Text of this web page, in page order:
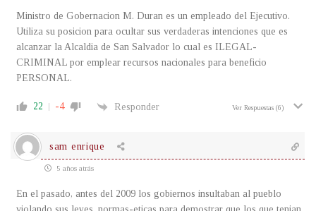
Ministro de Gobernacion M. Duran es un empleado del Ejecutivo.
Utiliza su posicion para ocultar sus verdaderas intenciones que es
alcanzar la Alcaldia de San Salvador lo cual es ILEGAL-
CRIMINAL por emplear recursos nacionales para beneficio
PERSONAL.
22 -4 Responder Ver Respuestas (6)
sam enrique
5 años atrás
En el pasado, antes del 2009 los gobiernos insultaban al pueblo